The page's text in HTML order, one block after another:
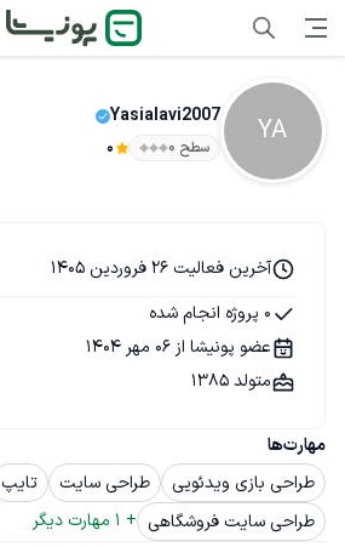
YA
Yasialavi2007
سطح ۰ 0
مهارت‌ها
طراحی بازی ویدئویی
طراحی سایت تایپ
طراحی سایت فروشگاهی +
1 مهارت دیگر
آخرین فعالیت 26 فروردین 1405
0 پروژه انجام شده
عضو پونیشا از 06 مهر 1404
متولد 1385